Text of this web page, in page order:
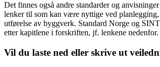
Det finnes også andre standarder og
lenker til som kan være nyttige ved
utførelse av byggverk. Standard Norge og
etter kapitlene i forskriften, jf. lenkene nedenfor.
Vil du laste ned eller skrive ut